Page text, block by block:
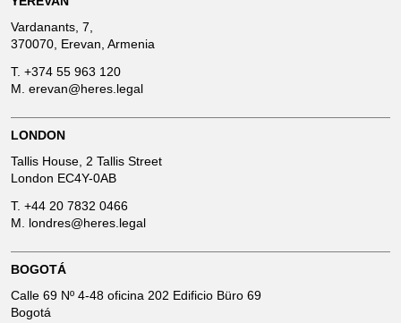
Vardanants, 7,
370070, Erevan, Armenia
T. +374 55 963 120
M. erevan@heres.legal
LONDON
Tallis House, 2 Tallis Street
London EC4Y-0AB
T. +44 20 7832 0466
M. londres@heres.legal
BOGOTÁ
Calle 69 Nº 4-48 oficina 202 Edificio Büro 69
Bogotá